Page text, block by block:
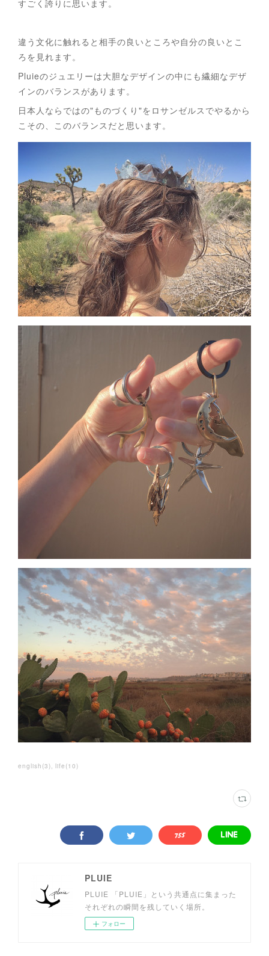
すごく誇りに思います。
違う文化に触れると相手の良いところや自分の良いとこ
ろを見れます。
Pluieのジュエリーは大胆なデザインの中にも繊細なデザ
インのバランスがあります。
日本人ならではの"ものづくり"をロサンゼルスでやるから
こその、このバランスだと思います。
english (3) life (10)
PLUIE
PLUIE 「PLUIE」という共通点に集まった
それぞれの瞬間を残していく場所。
フォロー